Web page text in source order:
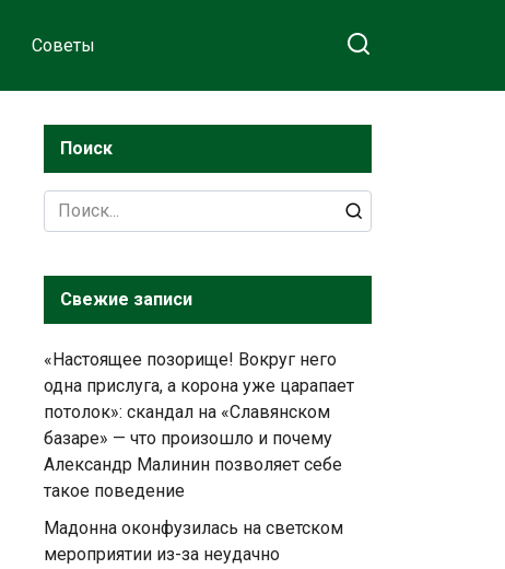
Советы
Поиск
Search
for:
Свежие записи
«Настоящее позорище! Вокруг него
одна прислуга, а корона уже царапает
потолок»: скандал на «Славянском
базаре» — что произошло и почему
Александр Малинин позволяет себе
такое поведение
Мадонна оконфузилась на светском
мероприятии из-за неудачно